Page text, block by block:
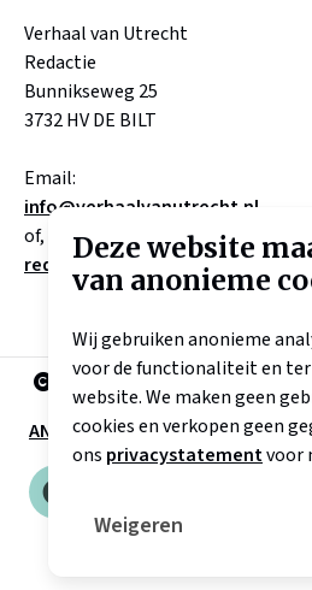
Verhaal van Utrecht
Redactie
Bunnikseweg 25
3732 HV DE BILT
Email:
info@verhaalvanutrecht.nl
of, aangaande verhalen
redactie@verhaalvanutrecht.nl
2025 Landschap Erfgoed
ANBI
Disclaimer
Deze website
van anonieme
Wij gebruiken anonieme
voor de functionaliteit en
website. We maken geen
cookies en verkopen geen
ons privacystatementvoor
Weigeren